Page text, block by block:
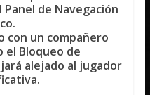
de Navegación
con un compañero
el Bloqueo de
alejado al jugador